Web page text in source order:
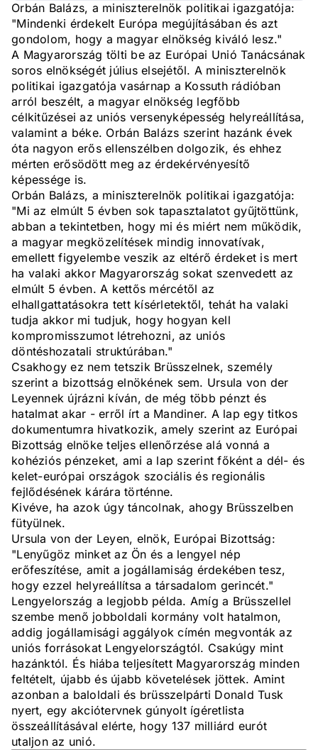
Orbán Balázs, a miniszterelnök politikai igazgatója:
"Mindenki érdekelt Európa megújításában és azt
gondolom, hogy a magyar elnökség kiváló lesz."
A Magyarország tölti be az Európai Unió Tanácsának
soros elnökségét július elsejétől. A miniszterelnök
politikai igazgatója vasárnap a Kossuth rádióban
arról beszélt, a magyar elnökség legfőbb
célkitűzései az uniós versenyképesség helyreállítása,
valamint a béke. Orbán Balázs szerint hazánk évek
óta nagyon erős ellenszélben dolgozik, és ehhez
mérten erősödött meg az érdekérvényesítő
képessége is.
Orbán Balázs, a miniszterelnök politikai igazgatója:
"Mi az elmúlt 5 évben sok tapasztalatot gyűjtöttünk,
abban a tekintetben, hogy mi és miért nem működik,
a magyar megközelítések mindig innovatívak,
emellett figyelembe veszik az eltérő érdeket is mert
ha valaki akkor Magyarország sokat szenvedett az
elmúlt 5 évben. A kettős mércétől az
elhallgattatásokra tett kísérletektől, tehát ha valaki
tudja akkor mi tudjuk, hogy hogyan kell
kompromisszumot létrehozni, az uniós
döntéshozatali struktúrában."
Csakhogy ez nem tetszik Brüsszelnek, személy
szerint a bizottság elnökének sem. Ursula von der
Leyennek újrázni kíván, de még több pénzt és
hatalmat akar - erről írt a Mandiner. A lap egy titkos
dokumentumra hivatkozik, amely szerint az Európai
Bizottság elnöke teljes ellenőrzése alá vonná a
kohéziós pénzeket, ami a lap szerint főként a dél- és
kelet-európai országok szociális és regionális
fejlődésének kárára történne.
Kivéve, ha azok úgy táncolnak, ahogy Brüsszelben
fütyülnek.
Ursula von der Leyen, elnök, Európai Bizottság:
"Lenyűgöz minket az Ön és a lengyel nép
erőfeszítése, amit a jogállamiság érdekében tesz,
hogy ezzel helyreállítsa a társadalom gerincét."
Lengyelország a legjobb példa. Amíg a Brüsszellel
szembe menő jobboldali kormány volt hatalmon,
addig jogállamisági aggályok címén megvonták az
uniós forrásokat Lengyelországtól. Csakúgy mint
hazánktól. És hiába teljesített Magyarország minden
feltételt, újabb és újabb követelések jöttek. Amint
azonban a baloldali és brüsszelpárti Donald Tusk
nyert, egy akciótervnek gúnyolt ígéretlista
összeállításával elérte, hogy 137 milliárd eurót
utaljon az unió.